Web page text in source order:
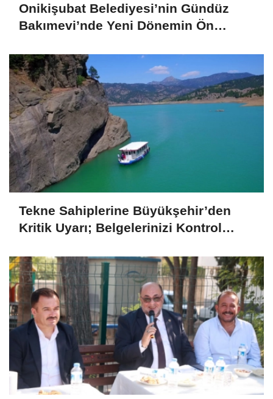
Onikişubat Belediyesi’nin Gündüz
Bakımevi’nde Yeni Dönemin Ön
Tekne Sahiplerine Büyükşehir’den
Kritik Uyarı; Belgelerinizi Kontrol